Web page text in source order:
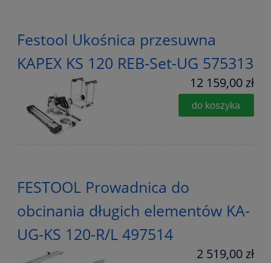
Festool Ukośnica przesuwna
KAPEX KS 120 REB-Set-UG 575313
12 159,00 zł
do koszyka
FESTOOL Prowadnica do
obcinania długich elementów KA-
UG-KS 120-R/L 497514
2 519,00 zł